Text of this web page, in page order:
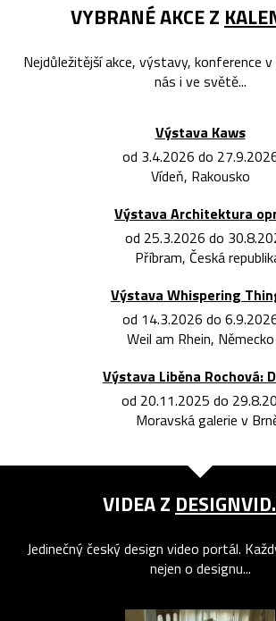
VYBRANÉ AKCE Z
Nejdůležitější akce, výstavy, konference
nás i ve světě...
Výstava Kaws
od 3.4.2026 do
Vídeň, Rakousko
Výstava Architektura
od 25.3.2026 do
Příbram, Česká
Výstava Whispering
od 14.3.2026 do
Weil am Rhein, Německo
Výstava Liběna Rochová:
od 20.11.2025 do
Moravská galerie v
VIDEA Z
Jedinečný český design video portál.
nejen o designu...